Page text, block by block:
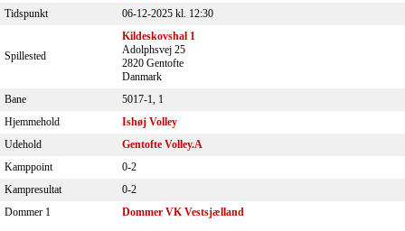
Tidspunkt
06-12-2025 kl. 12:30
Spillested
Kildeskovshal 1
Adolphsvej 25
2820 Gentofte
Danmark
Bane
5017-1, 1
Hjemmehold
Ishøj Volley
Udehold
Gentofte Volley.A
Kamppoint
0-2
Kampresultat
0-2
Dommer 1
Dommer VK Vestsjælland